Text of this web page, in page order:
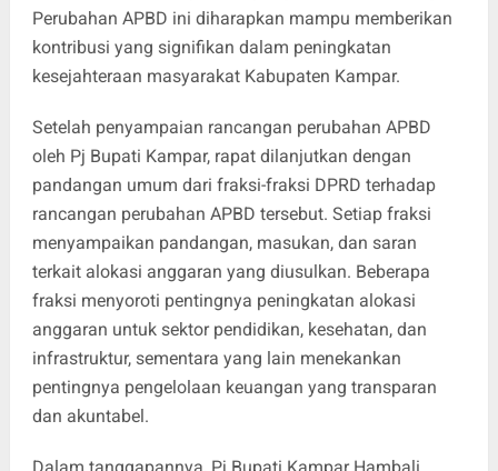
Perubahan APBD ini diharapkan mampu memberikan
kontribusi yang signifikan dalam peningkatan
kesejahteraan masyarakat Kabupaten Kampar.
Setelah penyampaian rancangan perubahan APBD
oleh Pj Bupati Kampar, rapat dilanjutkan dengan
pandangan umum dari fraksi-fraksi DPRD terhadap
rancangan perubahan APBD tersebut. Setiap fraksi
menyampaikan pandangan, masukan, dan saran
terkait alokasi anggaran yang diusulkan. Beberapa
fraksi menyoroti pentingnya peningkatan alokasi
anggaran untuk sektor pendidikan, kesehatan, dan
infrastruktur, sementara yang lain menekankan
pentingnya pengelolaan keuangan yang transparan
dan akuntabel.